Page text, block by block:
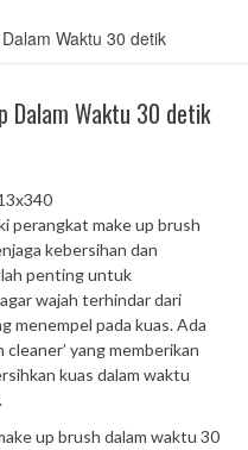
Waktu 30 detik
Dalam Waktu 30 detik
perangkat make up brush
kebersihan dan
penting untuk
wajah terhindar dari
menempel pada kuas. Ada
cleaner’ yang memberikan
kuas dalam waktu
up brush dalam waktu 30